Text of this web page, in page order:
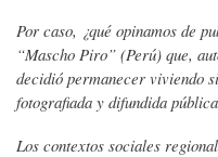
Por caso, ¿qué opinamos de
“Mascho Piro” (Perú) que,
decidió permanecer viviendo
fotografiada y difundida
Los contextos sociales